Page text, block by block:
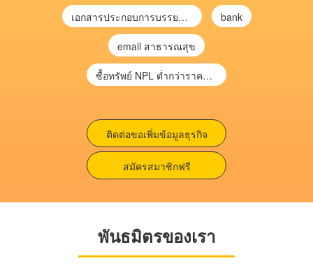
เอกสารประกอบการบรรยาย การประเมินความเสี่ยงเพื่อวางแผนการตรวจสอบ \ bank
email สาธารณสุข
ซื้อทรัพย์ NPL ต่ำกว่าราคาตลาด 30-70% แบบไม่ต้องไปประมูล”
ติดต่อขอเพิ่มข้อมูลธุรกิจ
สมัครสมาชิกฟรี
พันธมิตรของเรา